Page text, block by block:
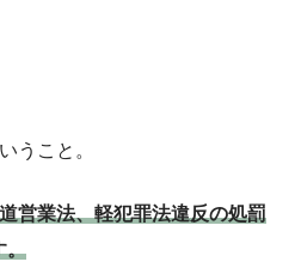
うこと。
営業法、軽犯罪法違反の処罰
。